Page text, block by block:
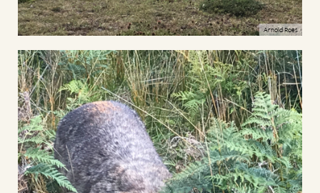
Arnold Roes